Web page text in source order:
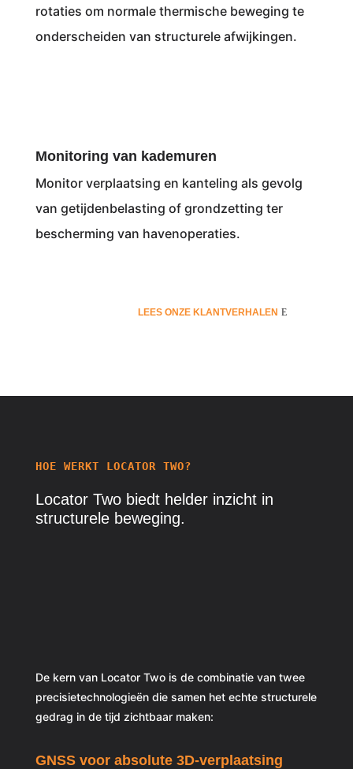
rotaties om normale thermische beweging te
onderscheiden van structurele afwijkingen.
Monitoring van kademuren
Monitor verplaatsing en kanteling als gevolg
van getijdenbelasting of grondzetting ter
bescherming van havenoperaties.
LEES ONZE KLANTVERHALEN
HOE WERKT LOCATOR TWO?
Locator Two biedt helder inzicht in
structurele beweging.
De kern van Locator Two is de combinatie van twee
precisietechnologieën die samen het echte structurele
gedrag in de tijd zichtbaar maken:
GNSS voor absolute 3D-verplaatsing